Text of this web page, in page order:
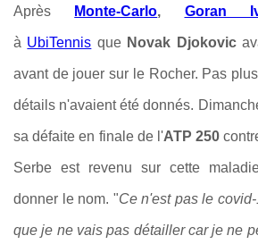
Après Monte-Carlo, Goran
à UbiTennis queNovak Djokovic
avant de jouer sur le Rocher. Pas
détails n'avaient été donnés.
sa défaite en finale de l'ATP 250
Serbe est revenu sur cette
donner le nom. "Ce n'est pas le
que je ne vais pas détailler car je ne